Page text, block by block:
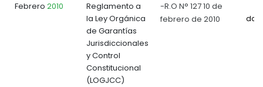
Febrero 2010
Reglamento a
la Ley Orgánica
de Garantías
Jurisdiccionales
y Control
Constitucional
(LOGJCC)
-R.O N° 127 10 de
febrero de 2010